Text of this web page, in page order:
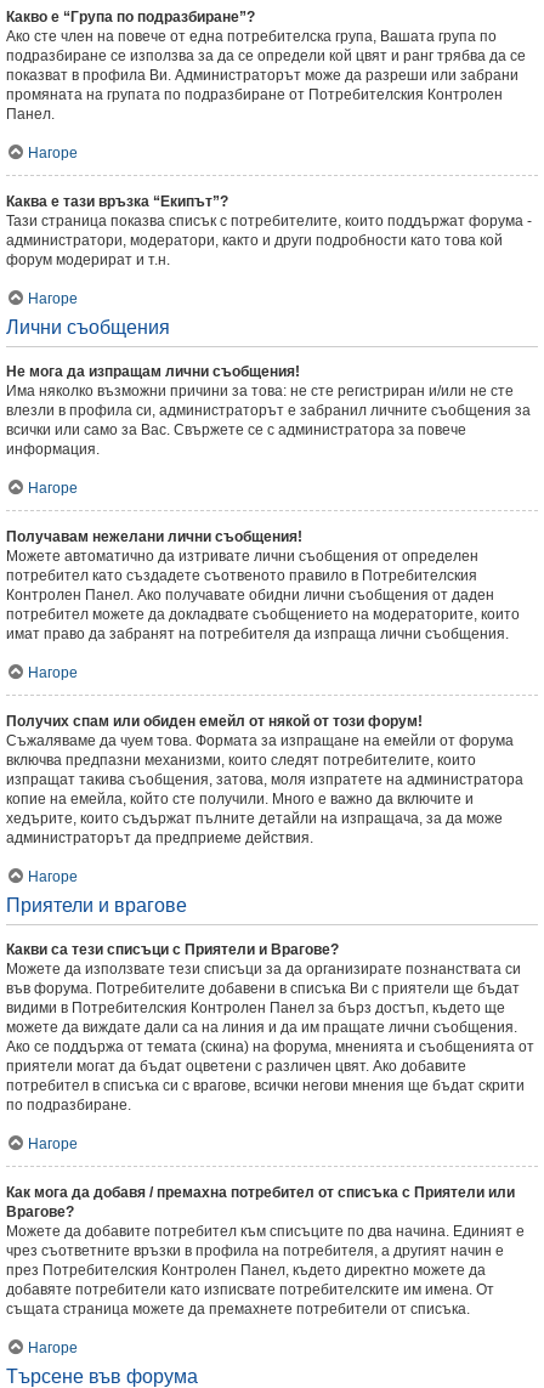
Какво е “Група по подразбиране”?
Ако сте член на повече от една потребителска група, Вашата група по
подразбиране се използва за да се определи кой цвят и ранг трябва да се
показват в профила Ви. Администраторът може да разреши или забрани
промяната на групата по подразбиране от Потребителския Контролен
Панел.
Нагоре
Каква е тази връзка “Екипът”?
Тази страница показва списък с потребителите, които поддържат форума -
администратори, модератори, както и други подробности като това кой
форум модерират и т.н.
Нагоре
Лични съобщения
Не мога да изпращам лични съобщения!
Има няколко възможни причини за това: не сте регистриран и/или не сте
влезли в профила си, администраторът е забранил личните съобщения за
всички или само за Вас. Свържете се с администратора за повече
информация.
Нагоре
Получавам нежелани лични съобщения!
Можете автоматично да изтривате лични съобщения от определен
потребител като създадете съотвеното правило в Потребителския
Контролен Панел. Ако получавате обидни лични съобщения от даден
потребител можете да докладвате съобщението на модераторите, които
имат право да забранят на потребителя да изпраща лични съобщения.
Нагоре
Получих спам или обиден емейл от някой от този форум!
Съжаляваме да чуем това. Формата за изпращане на емейли от форума
включва предпазни механизми, които следят потребителите, които
изпращат такива съобщения, затова, моля изпратете на администратора
копие на емейла, който сте получили. Много е важно да включите и
хедърите, които съдържат пълните детайли на изпращача, за да може
администраторът да предприеме действия.
Нагоре
Приятели и врагове
Какви са тези списъци с Приятели и Врагове?
Можете да използвате тези списъци за да организирате познанствата си
във форума. Потребителите добавени в списъка Ви с приятели ще бъдат
видими в Потребителския Контролен Панел за бърз достъп, където ще
можете да виждате дали са на линия и да им пращате лични съобщения.
Ако се поддържа от темата (скина) на форума, мненията и съобщенията от
приятели могат да бъдат оцветени с различен цвят. Ако добавите
потребител в списъка си с врагове, всички негови мнения ще бъдат скрити
по подразбиране.
Нагоре
Как мога да добавя / премахна потребител от списъка с Приятели или
Врагове?
Можете да добавите потребител към списъците по два начина. Единият е
чрез съответните връзки в профила на потребителя, а другият начин е
през Потребителския Контролен Панел, където директно можете да
добавяте потребители като изписвате потребителските им имена. От
същата страница можете да премахнете потребители от списъка.
Нагоре
Търсене във форума